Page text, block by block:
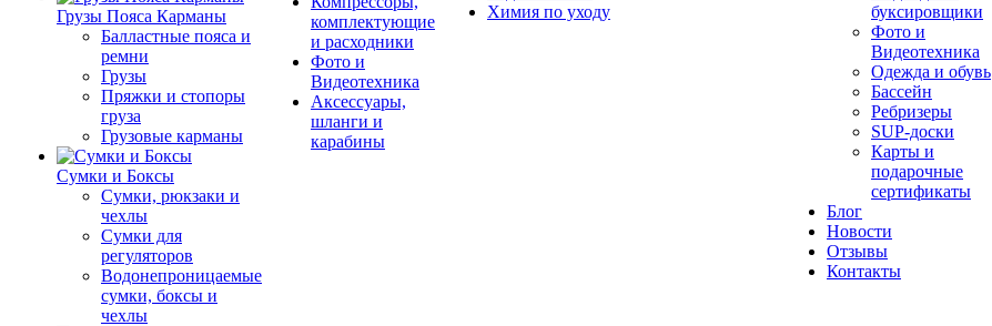
Грузы Пояса Карманы
Балластные пояса и
ремни
Грузы
Пряжки и стопоры
груза
Грузовые карманы
Сумки и Боксы
Сумки, рюкзаки и
чехлы
Сумки для
регуляторов
Водонепроницаемые
сумки, боксы и
чехлы
комплектующие
и расходники
Фото и
Видеотехника
Аксессуары,
шланги и
карабины
Химия по уходу
буксировщики
Фото и
Видеотехника
Одежда и обувь
Бассейн
Ребризеры
SUP-доски
Карты и
подарочные
сертификаты
Блог
Новости
Отзывы
Контакты